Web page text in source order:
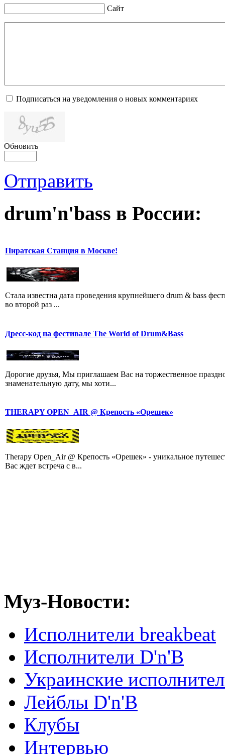
Сайт
Подписаться на уведомления о новых комментариях
Обновить
Отправить
drum'n'bass в России:
Пиратская Станция в Москве!
Стала известна дата проведения крупнейшего drum & bass
во второй раз ...
Дресс-код на фестивале The World of Drum&Bass
Дорогие друзья, Мы приглашаем Вас на торжественное
знаменательную дату, мы хоти...
THERAPY OPEN_AIR @ Крепость «Орешек»
Therapy Open_Air @ Крепость «Орешек» - уникальное
Вас ждет встреча с в...
Муз-Новости:
Исполнители breakbeat
Исполнители D'n'B
Украинские
Лейблы D'n'B
Клубы
Интервью